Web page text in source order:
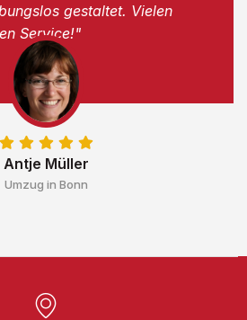
Antje Müller
Umzug in Bonn
gestaltet. Vielen
Service!"